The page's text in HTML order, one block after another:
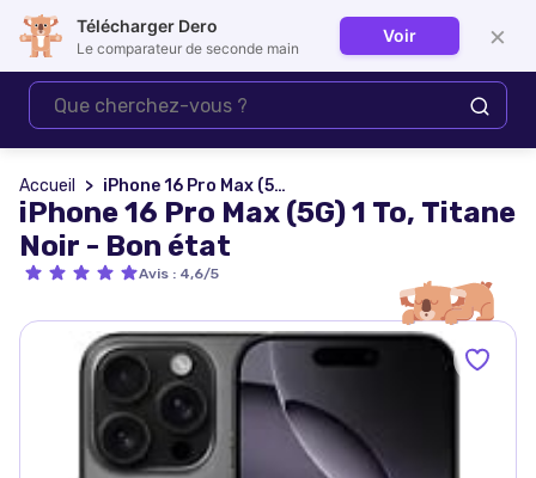
Se connecter
Accueil iPhone 16 Pro Max (5G) 1 To, Titane Noir - Bon état
iPhone 16 Pro Max (5G) 1 To, Titane
Noir - Bon état
Avis : 4,6/5
Télécharger Dero
Le comparateur de seconde main
Voir ×